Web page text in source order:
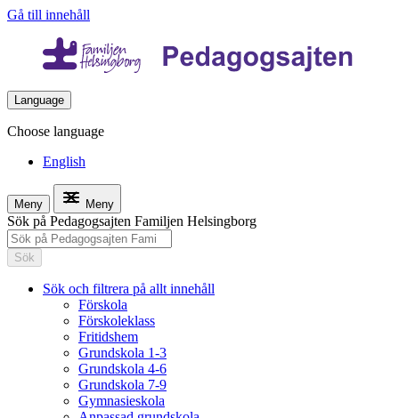
Gå till innehåll
Language
Choose language
English
Meny Meny
Sök på Pedagogsajten Familjen Helsingborg
Sök
Sök och filtrera på allt innehåll
Förskola
Förskoleklass
Fritidshem
Grundskola 1-3
Grundskola 4-6
Grundskola 7-9
Gymnasieskola